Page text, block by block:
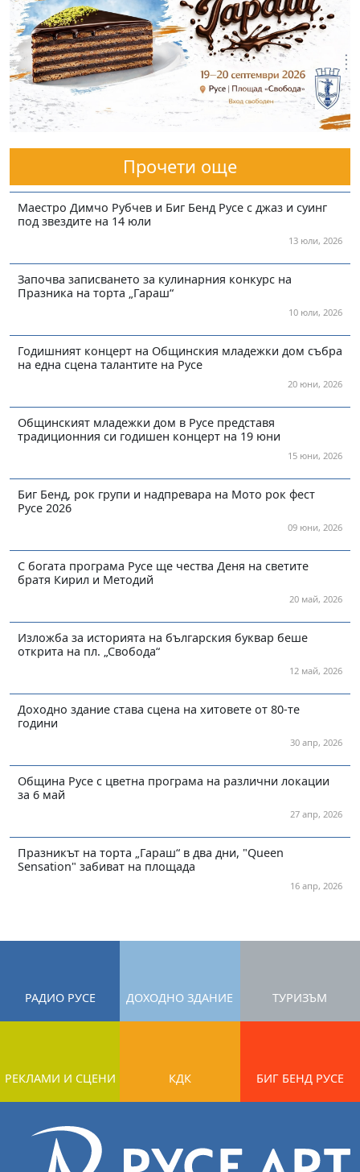
Прочети още
Маестро Димчо Рубчев и Биг Бенд Русе с джаз и суинг
под звездите на 14 юли
13 юли, 2026
Започва записването за кулинарния конкурс на
Празника на торта „Гараш“
10 юли, 2026
Годишният концерт на Общинския младежки дом събра
на една сцена талантите на Русе
20 юни, 2026
Общинският младежки дом в Русе представя
традиционния си годишен концерт на 19 юни
15 юни, 2026
Биг Бенд, рок групи и надпревара на Мото рок фест
Русе 2026
09 юни, 2026
С богата програма Русе ще чества Деня на светите
братя Кирил и Методий
20 май, 2026
Изложба за историята на българския буквар беше
открита на пл. „Свобода“
12 май, 2026
Доходно здание става сцена на хитовете от 80-те
години
30 апр, 2026
Община Русе с цветна програма на различни локации
за 6 май
27 апр, 2026
Празникът на торта „Гараш“ в два дни, "Queen
Sensation" забиват на площада
16 апр, 2026
РАДИО РУСЕ ДОХОДНО ЗДАНИЕ ТУРИЗЪМ
РЕКЛАМИ И СЦЕНИ КДК БИГ БЕНД РУСЕ